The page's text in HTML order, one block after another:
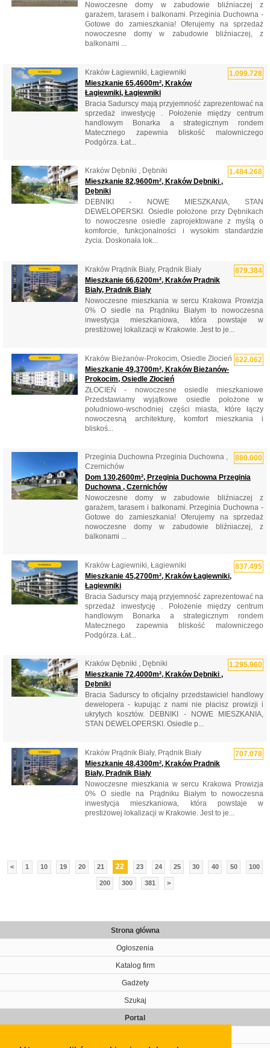
Nowoczesne domy w zabudowie bliźniaczej z
garażem, tarasem i balkonami. Przeginia Duchowna -
Gotowe do zamieszkania! Oferujemy na sprzedaż
nowoczesne domy w zabudowie bliźniaczej, z
balkonami ...
1.099.728
Kraków Łagiewniki, Łagiewniki
Mieszkanie 65,4600m², Kraków
Łagiewniki, Łagiewniki
Bracia Sadurscy mają przyjemność zaprezentować na
sprzedaż inwestycję . Położenie między centrum
handlowym Bonarka a strategicznym rondem
Matecznego zapewnia bliskość malowniczego
Podgórza. Łat...
1.484.268
Kraków Dębniki , Dębniki
Mieszkanie 82,9600m², Kraków Dębniki ,
Dębniki
DEBNIKI - NOWE MIESZKANIA, STAN
DEWELOPERSKI. Osiedle położone przy Dębnikach
to nowoczesne osiedle zaprojektowane z myślą o
komforcie, funkcjonalności i wysokim standardzie
życia. Doskonała lok...
879.384
Kraków Prądnik Biały, Prądnik Biały
Mieszkanie 66,6200m², Kraków Prądnik
Biały, Prądnik Biały
Nowoczesne mieszkania w sercu Krakowa Prowizja
0% O siedle na Prądniku Białym to nowoczesna
inwestycja mieszkaniowa, która powstaje w
prestiżowej lokalizacji w Krakowie. Jest to je...
622.062
Kraków Bieżanów-Prokocim, Osiedle Złocień
Mieszkanie 49,3700m², Kraków Bieżanów-
Prokocim, Osiedle Złocień
ZŁOCIEŃ - nowoczesne osiedle mieszkaniowe
Przedstawiamy wyjątkowe osiedle położone w
południowo-wschodniej części miasta, które łączy
nowoczesną architekturę, komfort mieszkania i
bliskoś...
880.000
Przeginia Duchowna Przeginia Duchowna ,
Czernichów
Dom 130,2600m², Przeginia Duchowna Przeginia
Duchowna , Czernichów
Nowoczesne domy w zabudowie bliźniaczej z
garażem, tarasem i balkonami. Przeginia Duchowna -
Gotowe do zamieszkania! Oferujemy na sprzedaż
nowoczesne domy w zabudowie bliźniaczej, z
balkonami ...
837.495
Kraków Łagiewniki, Łagiewniki
Mieszkanie 45,2700m², Kraków Łagiewniki,
Łagiewniki
Bracia Sadurscy mają przyjemność zaprezentować na
sprzedaż inwestycję . Położenie między centrum
handlowym Bonarka a strategicznym rondem
Matecznego zapewnia bliskość malowniczego
Podgórza. Łat...
1.295.960
Kraków Dębniki , Dębniki
Mieszkanie 72,4000m², Kraków Dębniki ,
Dębniki
Bracia Sadurscy to oficjalny przedstawiciel handlowy
dewelopera - kupując z nami nie płacisz prowizji i
ukrytych kosztów. DEBNIKI - NOWE MIESZKANIA,
STAN DEWELOPERSKI. Osiedle p...
707.078
Kraków Prądnik Biały, Prądnik Biały
Mieszkanie 48,4300m², Kraków Prądnik
Biały, Prądnik Biały
Nowoczesne mieszkania w sercu Krakowa Prowizja
0% O siedle na Prądniku Białym to nowoczesna
inwestycja mieszkaniowa, która powstaje w
prestiżowej lokalizacji w Krakowie. Jest to je...
< 1 10 19 20 21 22 23 24 25 30 40 50 100
200 300 381 >
Strona główna
Ogłoszenia
Katalog firm
Gadżety
Szukaj
Portal